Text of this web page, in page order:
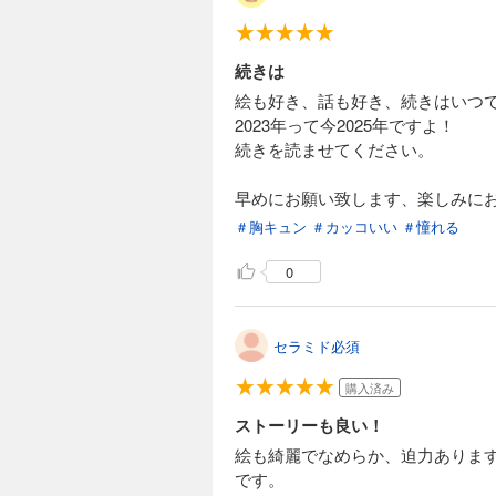
続きは
絵も好き、話も好き、続きはいつ
2023年って今2025年ですよ！
続きを読ませてください。
早めにお願い致します、楽しみに
＃胸キュン ＃カッコいい ＃憧れる
0
セラミド必須
購入済み
ストーリーも良い！
絵も綺麗でなめらか、迫力ありま
です。